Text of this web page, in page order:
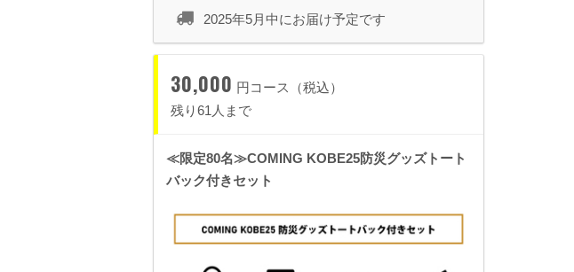
2025年5月中にお届け予定です
30,000 円コース（税込）
残り61人まで
≪限定80名≫COMING KOBE25防災グッズトート
バック付きセット